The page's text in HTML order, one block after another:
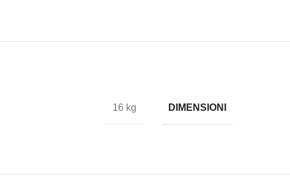
16 kg DIMENSIONI